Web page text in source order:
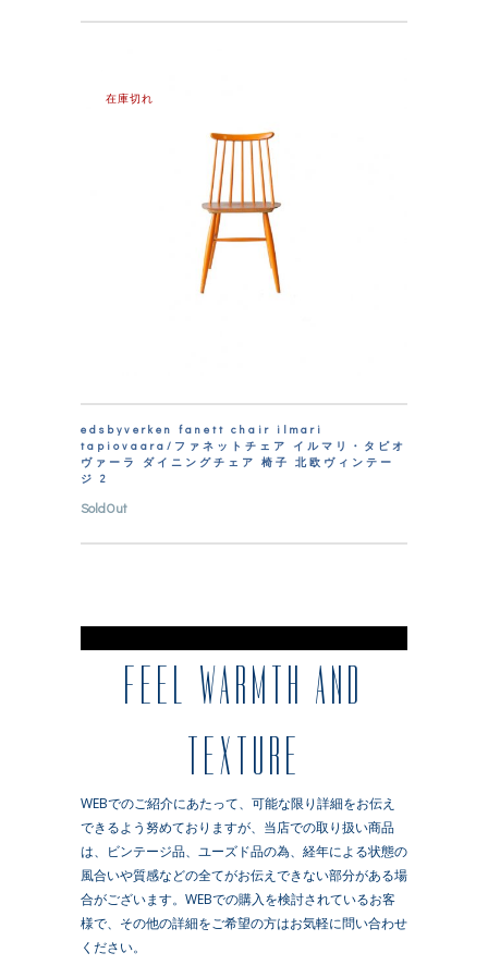
在庫切れ
edsbyverken fanett chair ilmari
tapiovaara/ファネットチェア イルマリ・タピオ
ヴァーラ ダイニングチェア 椅子 北欧ヴィンテー
ジ 2
SoldOut
FEEL WARMTH AND
TEXTURE
WEBでのご紹介にあたって、可能な限り詳細をお伝え
できるよう努めておりますが、当店での取り扱い商品
は、ビンテージ品、ユーズド品の為、経年による状態の
風合いや質感などの全てがお伝えできない部分がある場
合がございます。WEBでの購入を検討されているお客
様で、その他の詳細をご希望の方はお気軽に問い合わせ
ください。